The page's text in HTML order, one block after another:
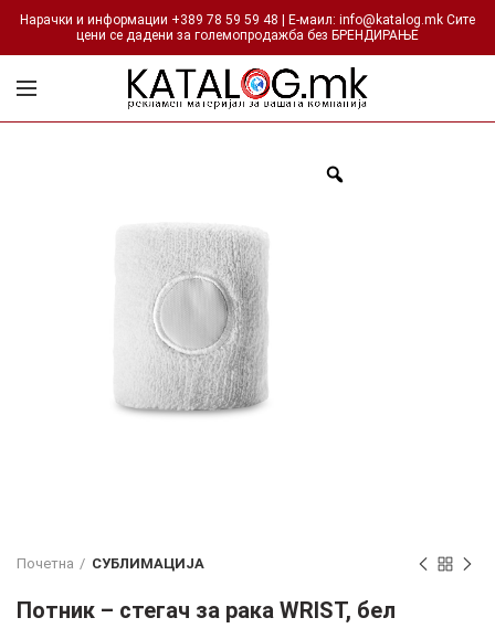
Нарачки и информации +389 78 59 59 48 | Е-маил: info@katalog.mk Сите
цени се дадени за големопродажба без БРЕНДИРАЊЕ
Почетна СУБЛИМАЦИЈА
Потник – стегач за рака WRIST, бел